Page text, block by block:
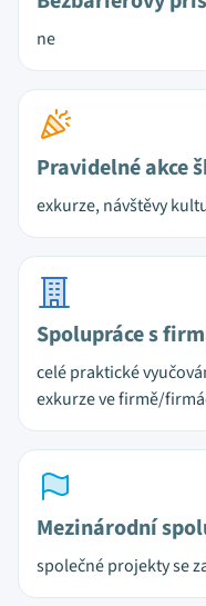
ne
Pravidelné akce
exkurze, návštěvy
Spolupráce s
celé praktické
exkurze ve firmě/
Mezinárodní
společné projekty se